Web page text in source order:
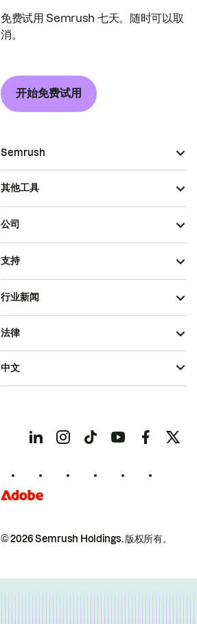
免费试用 Semrush 七天。随时可以取
消。
开始免费试用
Semrush
其他工具
公司
支持
行业新闻
© 2026 Semrush Holdings.版权所有。
法律
中文